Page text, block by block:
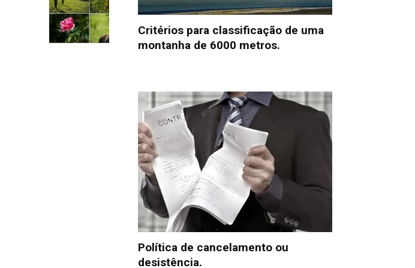
Critérios para classificação de uma
montanha de 6000 metros.
Política de cancelamento ou
desistência.